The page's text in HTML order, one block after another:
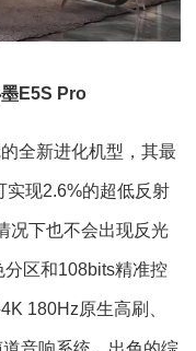
E5S Pro
全新进化机型，其最
实现2.6%的超低反射
况下也不会出现反光
区和108bits精准控
180Hz原生高刷、